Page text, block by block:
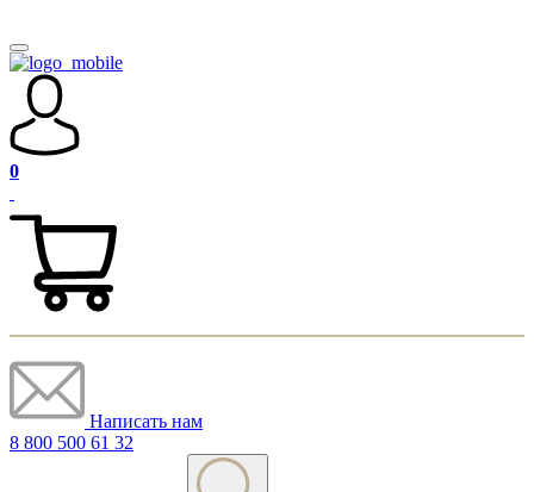
0
Написать нам
8 800 500 61 32